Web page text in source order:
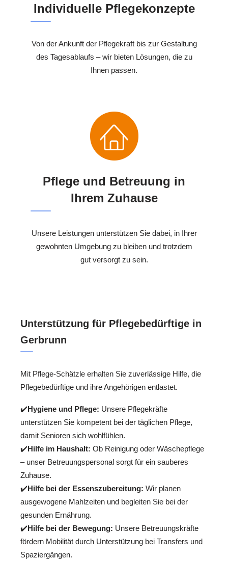
Individuelle Pflegekonzepte
Von der Ankunft der Pflegekraft bis zur Gestaltung
des Tagesablaufs – wir bieten Lösungen, die zu
Ihnen passen.
Pflege und Betreuung in
Ihrem Zuhause
Unsere Leistungen unterstützen Sie dabei, in Ihrer
gewohnten Umgebung zu bleiben und trotzdem
gut versorgt zu sein.
Unterstützung für Pflegebedürftige in
Gerbrunn
Mit Pflege-Schätzle erhalten Sie zuverlässige Hilfe, die
Pflegebedürftige und ihre Angehörigen entlastet.
✔️Hygiene und Pflege: Unsere Pflegekräfte
unterstützen Sie kompetent bei der täglichen Pflege,
damit Senioren sich wohlfühlen.
✔️Hilfe im Haushalt: Ob Reinigung oder Wäschepflege
– unser Betreuungspersonal sorgt für ein sauberes
Zuhause.
✔️Hilfe bei der Essenszubereitung: Wir planen
ausgewogene Mahlzeiten und begleiten Sie bei der
gesunden Ernährung.
✔️Hilfe bei der Bewegung: Unsere Betreuungskräfte
fördern Mobilität durch Unterstützung bei Transfers und
Spaziergängen.